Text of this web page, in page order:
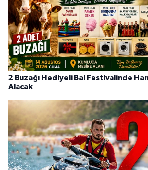
2 Buzağı Hediyeli Bal Festivalinde
Alacak